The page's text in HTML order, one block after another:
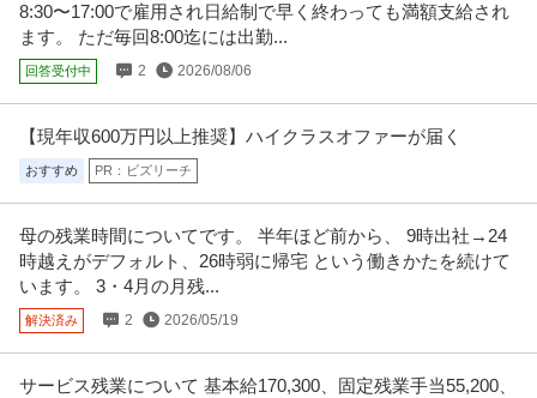
8:30〜17:00で雇用され日給制で早く終わっても満額支給され
ます。 ただ毎回8:00迄には出勤...
回答受付中 2 2026/08/06
【現年収600万円以上推奨】ハイクラスオファーが届く
おすすめ PR：ビズリーチ
母の残業時間についてです。 半年ほど前から、 9時出社→24
時越えがデフォルト、26時弱に帰宅 という働きかたを続けて
います。 3・4月の月残...
解決済み 2 2026/05/19
サービス残業について 基本給170,300、固定残業手当55,200、